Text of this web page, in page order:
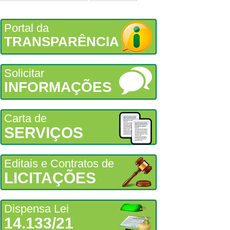
Portal da
TRANSPARÊNCIA
Solicitar
INFORMAÇÕES
Carta de
SERVIÇOS
Editais e Contratos de
LICITAÇÕES
Dispensa Lei
14.133/21